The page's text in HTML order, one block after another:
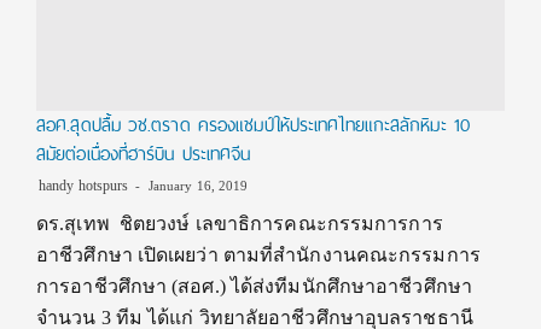
สอศ.สุดปลื้ม วช.ตราด ครองแชมป์ให้ประเทศไทยแกะสลักหิมะ 10
สมัยต่อเนื่องที่ฮาร์บิน ประเทศจีน
handy hotspurs January 16, 2019
ดร.สุเทพ ชิตยวงษ์ เลขาธิการคณะกรรมการการ
อาชีวศึกษา เปิดเผยว่า ตามที่สำนักงานคณะกรรมการ
การอาชีวศึกษา (สอศ.) ได้ส่งทีมนักศึกษาอาชีวศึกษา
จำนวน 3 ทีม ได้แก่ วิทยาลัยอาชีวศึกษาอุบลราชธานี